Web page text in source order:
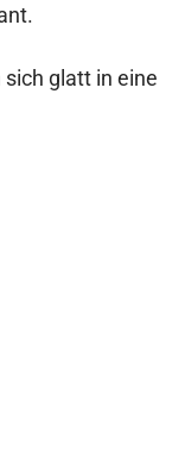
glatt in eine